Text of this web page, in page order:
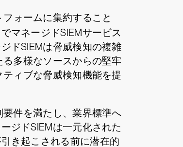
ォームに集約すること
マネージドSIEMサービス
ドSIEMは脅威検知の複雑
多様なソースからの堅牢
ィブな脅威検知機能を提
件を満たし、業界標準へ
ジドSIEMは一元化された
き起こされる前に潜在的